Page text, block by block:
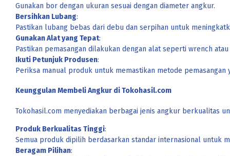
Gunakan bor dengan ukuran sesuai dengan diameter angkur.
Bersihkan Lubang:
Pastikan lubang bebas dari debu dan serpihan untuk
Gunakan Alat yang Tepat:
Pastikan pemasangan dilakukan dengan alat seperti wrench
Ikuti Petunjuk Produsen:
Periksa manual produk untuk memastikan metode pemasangan
Keunggulan Membeli Angkur di Tokohasil.com
Tokohasil.com menyediakan berbagai jenis angkur berkualitas
Produk Berkualitas Tinggi:
Semua produk dipilih berdasarkan standar internasional untuk
Beragam Pilihan: